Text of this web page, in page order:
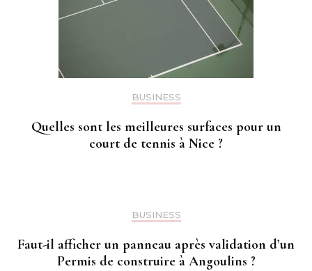
BUSINESS
Quelles sont les meilleures surfaces pour un
court de tennis à Nice ?
BUSINESS
Faut-il afficher un panneau après validation d’un
Permis de construire à Angoulins ?